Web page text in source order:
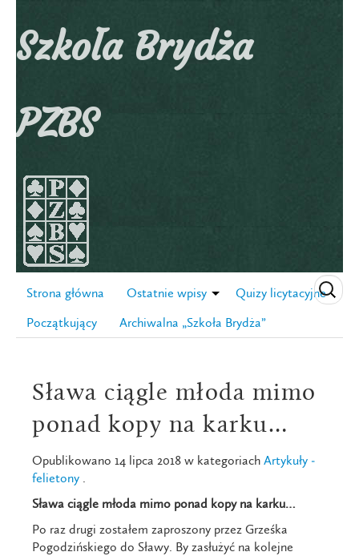
Szkoła Brydża
PZBS
Strona główna Ostatnie wpisy
Quizy licytacyjne
Początkujący
Archiwalna „Szkoła Brydża”
Sława ciągle młoda mimo
ponad kopy na karku…
Opublikowano 14 lipca 2018 w kategoriach Artykuły -
felietony .
Sława ciągle młoda mimo ponad kopy na karku…
Po raz drugi zostałem zaproszony przez Grześka
Pogodzińskiego do Sławy. By zasłużyć na kolejne